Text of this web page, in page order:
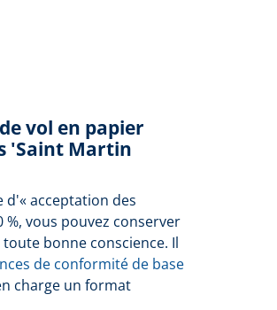
vol en papier
'Saint Martin
acceptation des
vous pouvez conserver
bonne conscience. Il
de conformité de base
charge un format